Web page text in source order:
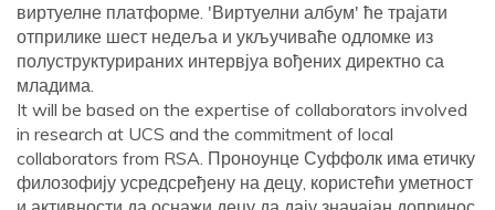
виртуелне платформе. 'Виртуелни албум' ће трајати
отприлике шест недеља и укључиваће одломке из
полуструктурираних интервјуа вођених директно са
младима.
It will be based on the expertise of collaborators involved
in research at UCS and the commitment of local
collaborators from RSA. Проноунце Суффолк има етичку
филозофију усредсређену на децу, користећи уметност